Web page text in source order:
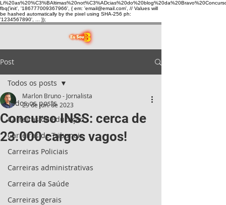
fbq('init', '186777009367966', { em: 'email@email.com', // Values will
be hashed automatically by the pixel using SHA-256 ph:
'1234567890', ... });
Post
Todos os posts
Carreiras da Educação
Carreiras de Tribunais
Carreiras Policiais
Carreiras administrativas
Carreira da Saúde
Carreiras gerais
Todos os posts
Concurso INSS: cerca de
23.000 cargos vagos!
Marlon Bruno - Jornalista
29 de jun. de 2023